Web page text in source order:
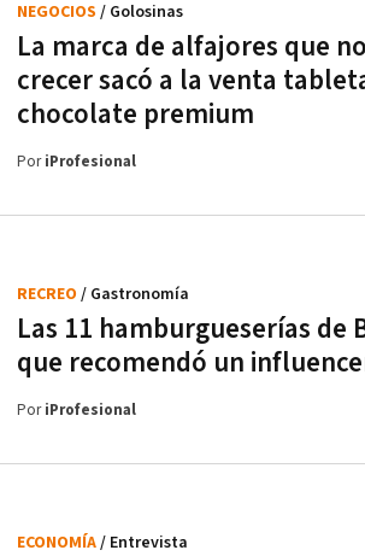
La marca de alfajores que
crecer sacó a la venta
chocolate premium
NEGOCIOS / Golosinas
PoriProfesional
Las 11 hamburgueserías de
que recomendó un
RECREO / Gastronomía
PoriProfesional
ECONOMÍA/ Entrevista